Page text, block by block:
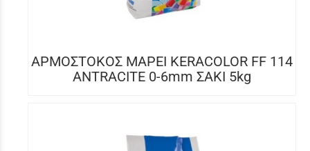
ΑΡΜΟΣΤΟΚΟΣ MAPEI KERACOLOR FF 114
ANTRACITE 0-6mm ΣΑΚΙ 5kg